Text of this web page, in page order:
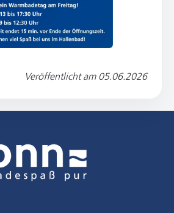
Veröffentlicht am 05.06.2026